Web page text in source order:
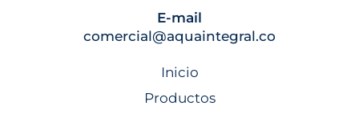
E-mail
comercial@aquaintegral.co
Inicio
Productos